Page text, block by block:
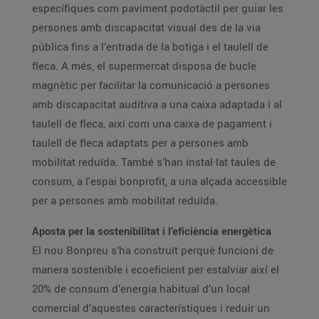
específiques com paviment podotàctil per guiar les
persones amb discapacitat visual des de la via
pública fins a l’entrada de la botiga i el taulell de
fleca. A més, el supermercat disposa de bucle
magnètic per facilitar la comunicació a persones
amb discapacitat auditiva a una caixa adaptada i al
taulell de fleca, així com una caixa de pagament i
taulell de fleca adaptats per a persones amb
mobilitat reduïda. També s’han instal·lat taules de
consum, a l'espai bonprofit, a una alçada accessible
per a persones amb mobilitat reduïda.
Aposta per la sostenibilitat i l’eficiència energètica
El nou Bonpreu s’ha construït perquè funcioni de
manera sostenible i ecoeficient per estalviar així el
20% de consum d’energia habitual d’un local
comercial d’aquestes característiques i reduir un